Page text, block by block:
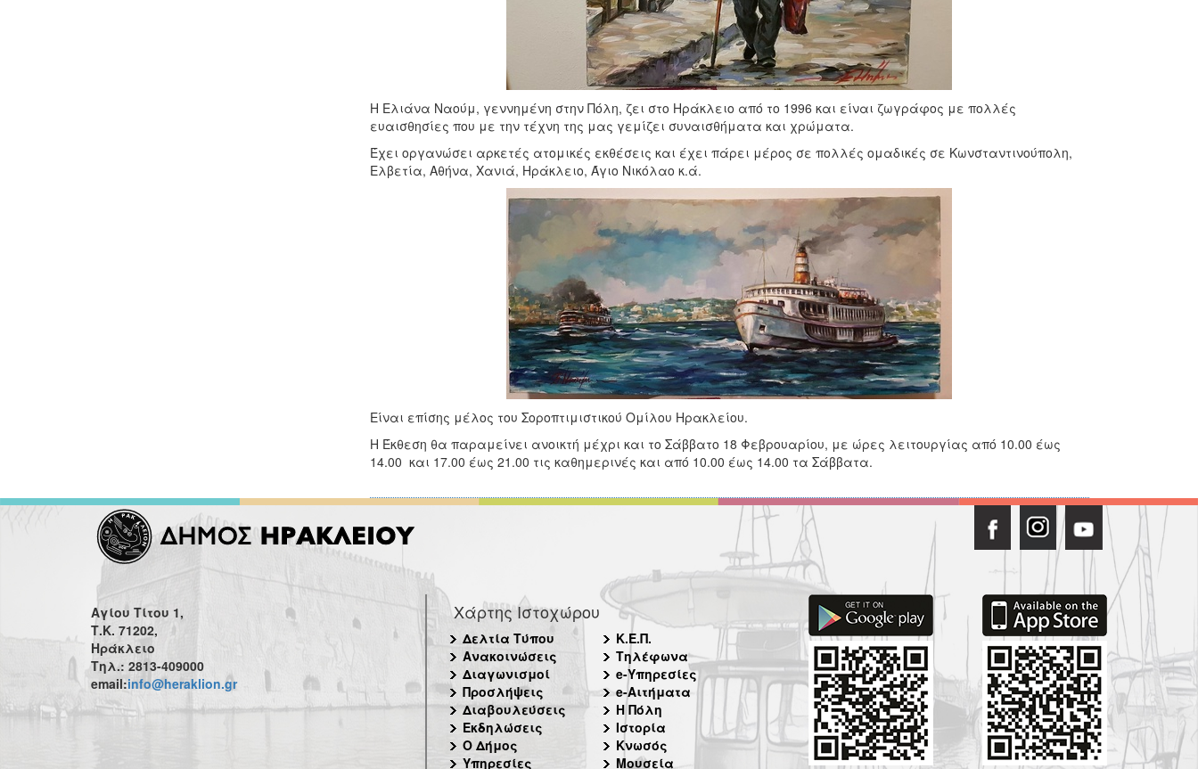
Η Ελιάνα Ναούμ, γεννημένη στην Πόλη, ζει στο Ηράκλειο από το 1996 και είναι ζωγράφος με πολλές
ευαισθησίες που με την τέχνη της μας γεμίζει συναισθήματα και χρώματα.
Έχει οργανώσει αρκετές ατομικές εκθέσεις και έχει πάρει μέρος σε πολλές ομαδικές σε Κωνσταντινούπολη,
Ελβετία, Αθήνα, Χανιά, Ηράκλειο, Άγιο Νικόλαο κ.ά.
Είναι επίσης μέλος του Σοροπτιμιστικού Ομίλου Ηρακλείου.
Η Έκθεση θα παραμείνει ανοικτή μέχρι και το Σάββατο 18 Φεβρουαρίου, με ώρες λειτουργίας από 10.00 έως
14.00 και 17.00 έως 21.00 τις καθημερινές και από 10.00 έως 14.00 τα Σάββατα.
Αγίου Τίτου 1,
Τ.Κ. 71202,
Ηράκλειο
Τηλ.: 2813-409000
email:info@heraklion.gr
Χάρτης Ιστοχώρου
Δελτία Τύπου
Ανακοινώσεις
Διαγωνισμοί
Προσλήψεις
Διαβουλεύσεις
Εκδηλώσεις
Ο Δήμος
Υπηρεσίες
Κ.Ε.Π.
Τηλέφωνα
e-Υπηρεσίες
e-Αιτήματα
Η Πόλη
Ιστορία
Κνωσός
Μουσεία